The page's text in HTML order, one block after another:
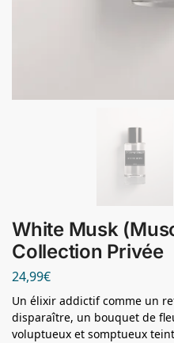
White Musk
Collection Privée
24,99€
Un élixir addictif comme un
disparaître, un bouquet de
voluptueux et somptueux